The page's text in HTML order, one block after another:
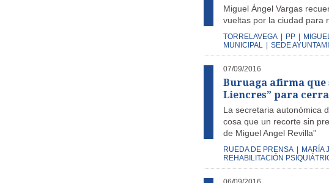
Miguel Ángel Vargas
vueltas por la ciudad para
TORRELAVEGA PP
MUNICIPAL
SEDE
07/09/2016
Buruaga afirma que
Liencres” para
La secretaria autonómica
cosa que un recorte sin
de Miguel Angel Revilla”
RUEDA DE PRENSA MARÍA
REHABILITACIÓN